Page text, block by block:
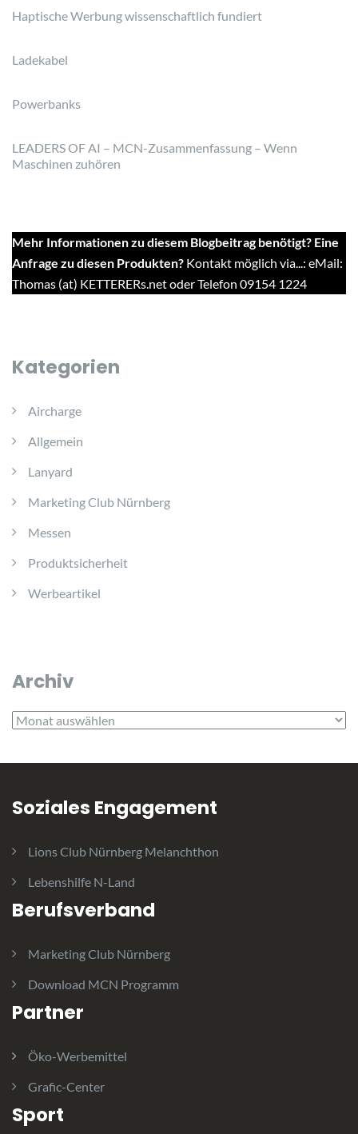
Haptische Werbung wissenschaftlich fundiert
Ladekabel
Powerbanks
LEADERS OF AI – MCN-Zusammenfassung – Wenn
Maschinen zuhören
Mehr Informationen zu diesem Blogbeitrag benötigt? Eine
Anfrage zu diesen Produkten? Kontakt möglich via...: eMail:
Thomas (at) KETTERERs.net oder Telefon 09154 1224
Kategorien
Aircharge
Allgemein
Lanyard
Marketing Club Nürnberg
Messen
Produktsicherheit
Werbeartikel
Archiv
Archiv
Soziales Engagement
Lions Club Nürnberg Melanchthon
Lebenshilfe N-Land
Berufsverband
Marketing Club Nürnberg
Download MCN Programm
Partner
Öko-Werbemittel
Grafic-Center
Sport